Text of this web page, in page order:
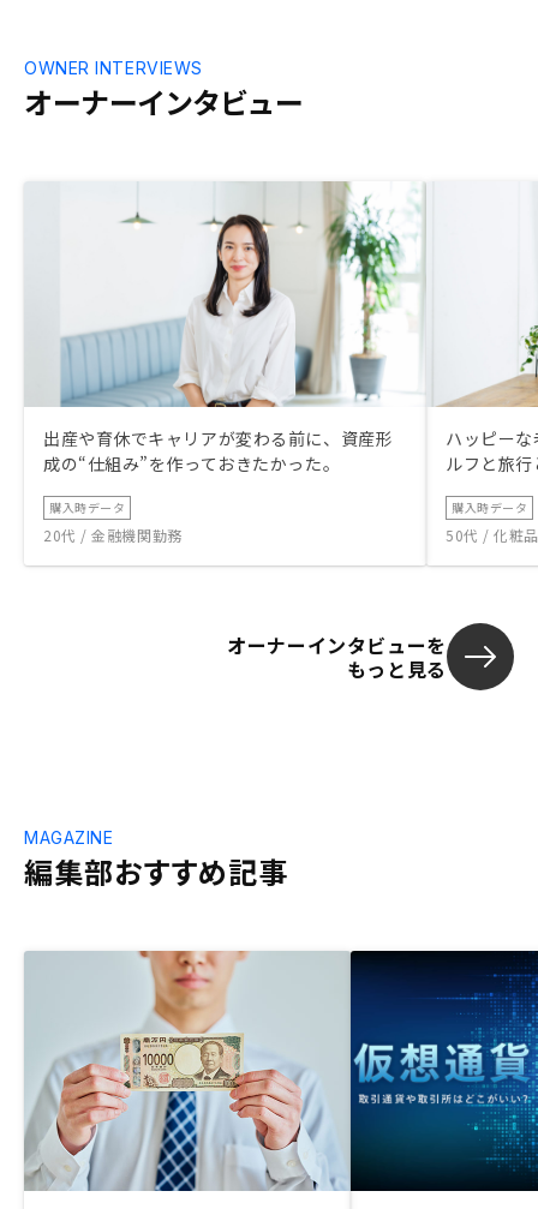
オーナーインタビュー
OWNER INTERVIEWS
出産や育休でキャリアが変わる前に、資産形
成の“仕組み”を作っておきたかった。
購入時データ
20代 / 金融機関勤務
ハッピー
ルフと旅
購入時データ
50代 / 化粧
オーナーインタビューを
もっと見る
編集部おすすめ記事
MAGAZINE